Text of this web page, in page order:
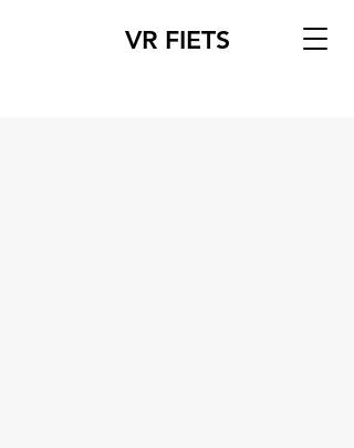
VR FIETS